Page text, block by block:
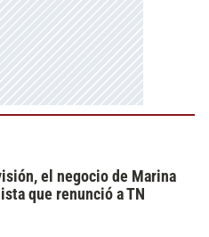
el negocio de Marina
que renunció a TN